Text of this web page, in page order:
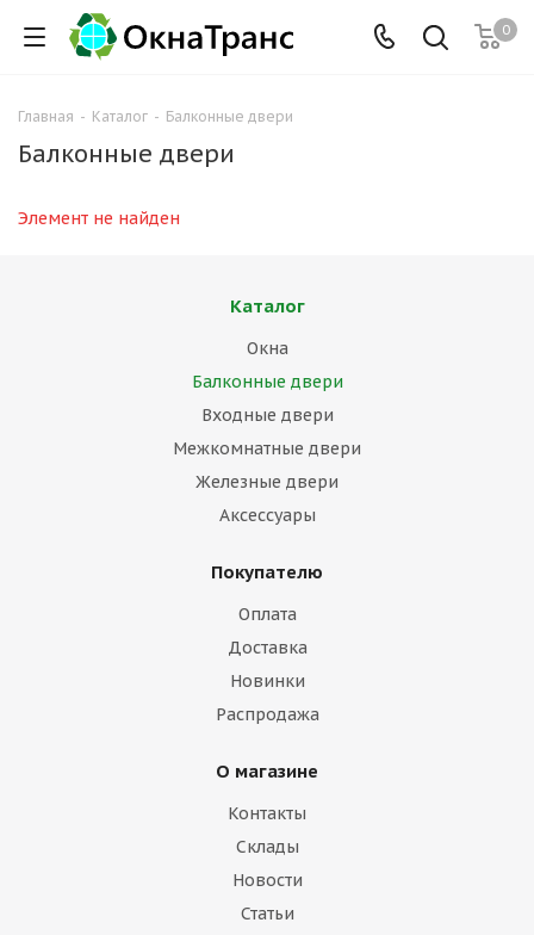
0
Главная - Каталог - Балконные двери
Балконные двери
Элемент не найден
Каталог
Окна
Балконные двери
Входные двери
Межкомнатные двери
Железные двери
Аксессуары
Покупателю
Оплата
Доставка
Новинки
Распродажа
О магазине
Контакты
Склады
Новости
Статьи